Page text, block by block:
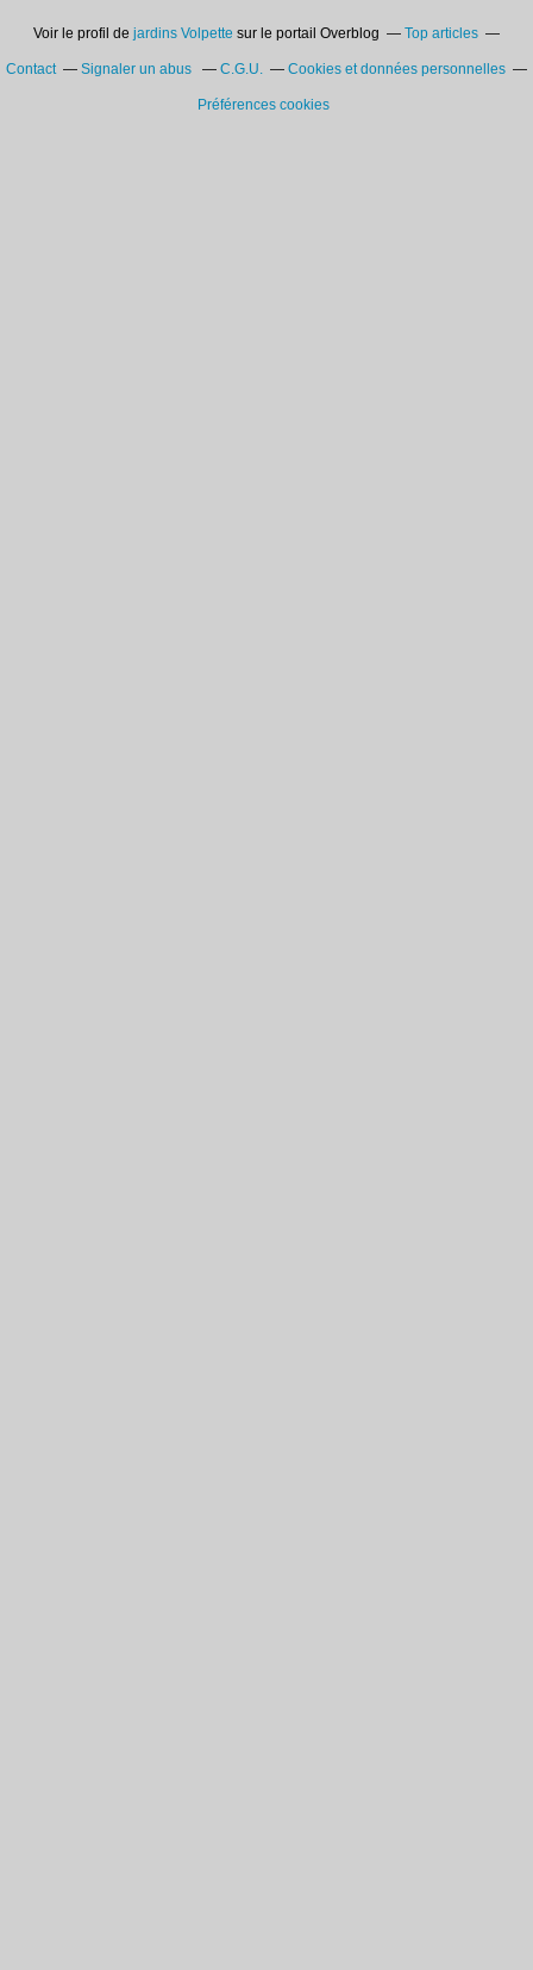
Voir le profil de jardins Volpette sur le portail Overblog Top articles
Contact Signaler un abus C.G.U. Cookies et données personnelles
Préférences cookies